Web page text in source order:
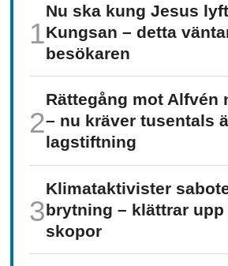
Nu ska kung Jesus
Kungsan – detta
besökaren
Rättegång mot Alfvén
– nu kräver tusentals
lagstiftning
Klimat­aktivister
brytning – klättrar
skopor